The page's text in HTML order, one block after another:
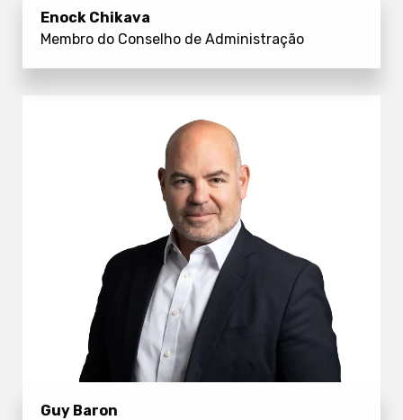
Enock Chikava
Membro do Conselho de Administração
Guy Baron